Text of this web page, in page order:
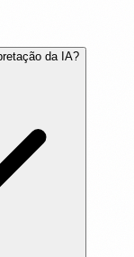
da IA?